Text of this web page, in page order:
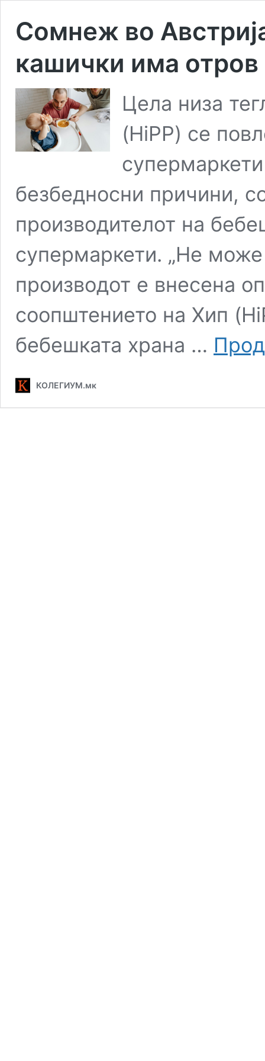
Сомнеж во
кашички има отров
Цела низа
(HiPP) се
безбедносни причини,
производителот на
супермаркети. „Не
производот е внесена
соопштението на Хип
бебешката храна …
КОЛЕГИУМ.мк